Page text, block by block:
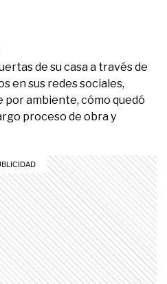
de su casa a través de
en sus redes sociales,
ambiente, cómo quedó
proceso de obra y